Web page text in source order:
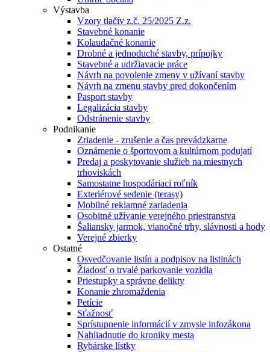
Výstavba
Vzory tlačív z.č. 25/2025 Z.z.
Stavebné konanie
Kolaudačné konanie
Drobné a jednoduché stavby, prípojky
Stavebné a udržiavacie práce
Návrh na povolenie zmeny v užívaní stavby
Návrh na zmenu stavby pred dokončením
Pasport stavby
Legalizácia stavby
Odstránenie stavby
Podnikanie
Zriadenie - zrušenie a čas prevádzkarne
Oznámenie o športovom a kultúrnom podujatí
Predaj a poskytovanie služieb na miestnych
trhoviskách
Samostatne hospodáriaci roľník
Exteriérové sedenie (terasy)
Mobilné reklamné zariadenia
Osobitné užívanie verejného priestranstva
Šaliansky jarmok, vianočné trhy, slávnosti a hody
Verejné zbierky
Ostatné
Osvedčovanie listín a podpisov na listinách
Žiadosť o trvalé parkovanie vozidla
Priestupky a správne delikty
Konanie zhromaždenia
Petície
Sťažnosť
Sprístupnenie informácií v zmysle infozákona
Nahliadnutie do kroniky mesta
Rybárske lístky